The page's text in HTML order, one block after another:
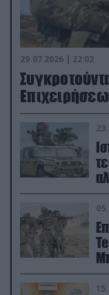
29.07.2026 | 22:02